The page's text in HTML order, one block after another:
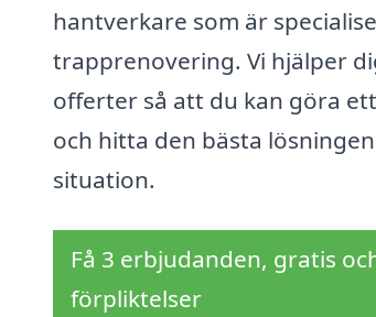
hantverkare som är
trapprenovering. Vi hjälper
offerter så att du kan göra
och hitta den bästa
situation.
Få 3 erbjudanden, gratis
förpliktelser